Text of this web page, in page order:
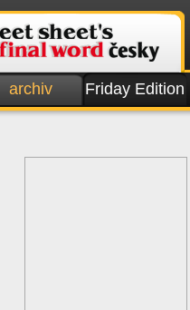
archiv Friday Edition